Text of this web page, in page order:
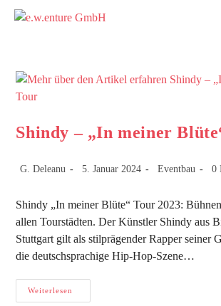
Shindy – „In meiner
G. Deleanu 5. Januar 2024 Eventbau 0
Shindy „In meiner Blüte“ Tour 2023:
allen Tourstädten. Der Künstler Shindy aus
Stuttgart gilt als stilprägender Rapper seiner
die deutschsprachige Hip-Hop-Szene…
Weiterlesen